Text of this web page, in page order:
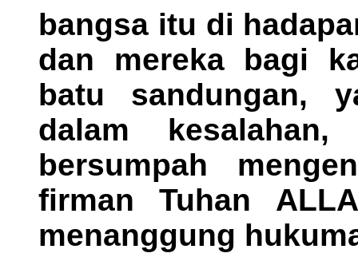
bangsa itu di
dan mereka bagi
batu sandungan,
dalam
bersumpah
firman Tuhan
menanggung